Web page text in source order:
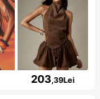
203,39Lei